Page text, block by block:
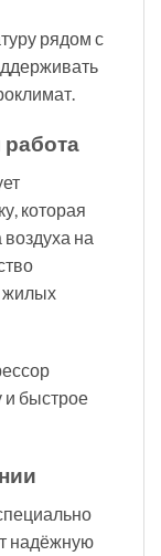
рядом с
которая
на
жилых
и быстрое
надёжную